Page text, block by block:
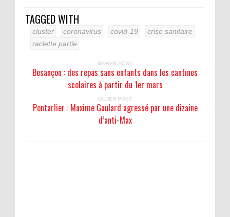
TAGGED WITH
cluster coronavirus covid-19
crise sanitaire
raclette partie
NEWER POST
Besançon : des repas sans enfants dans les cantines
scolaires à partir du 1er mars
OLDER POST
Pontarlier : Maxime Gaulard agressé par une dizaine
d’anti-Max